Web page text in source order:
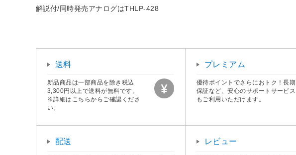
解説付/同時発売アナログはTHLP-428
送料
新品商品は一部商品を除き税込
3,300円以上で送料が無料です。
※詳細はこちらからご確認くださ
い。
プレミアム
優待ポイントでさらにおトク！長期
保証など、安心のサポートサービス
もご利用いただけます。
配送 レビュー